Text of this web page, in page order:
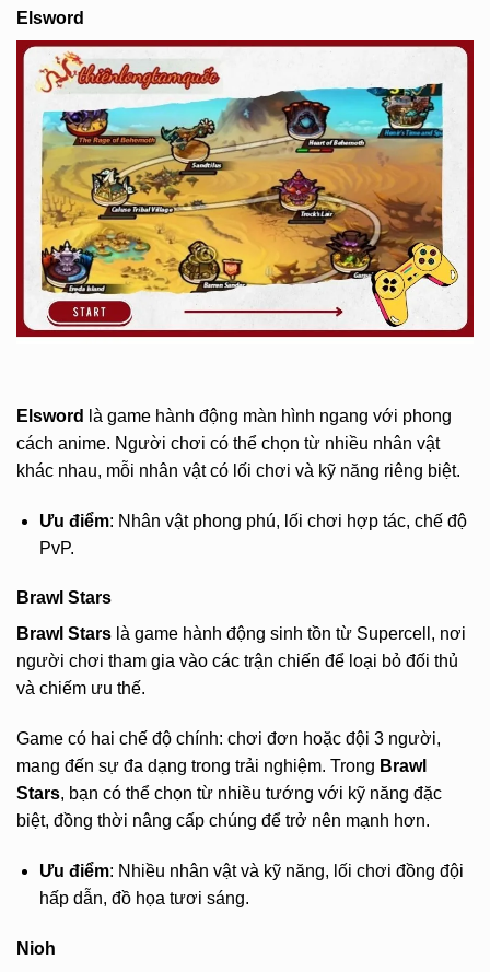
Elsword
Elsword
là game hành động màn hình ngang với phong
cách anime. Người chơi có thể chọn từ nhiều nhân vật
khác nhau, mỗi nhân vật có lối chơi và kỹ năng riêng biệt.
Ưu điểm: Nhân vật phong phú, lối chơi hợp tác, chế độ
PvP.
Brawl Stars
Brawl Stars là game hành động sinh tồn từ Supercell, nơi
người chơi tham gia vào các trận chiến để loại bỏ đối thủ
và chiếm ưu thế.
Game có hai chế độ chính: chơi đơn hoặc đội 3 người,
mang đến sự đa dạng trong trải nghiệm. Trong Brawl
Stars, bạn có thể chọn từ nhiều tướng với kỹ năng đặc
biệt, đồng thời nâng cấp chúng để trở nên mạnh hơn.
Ưu điểm: Nhiều nhân vật và kỹ năng, lối chơi đồng đội
hấp dẫn, đồ họa tươi sáng.
Nioh